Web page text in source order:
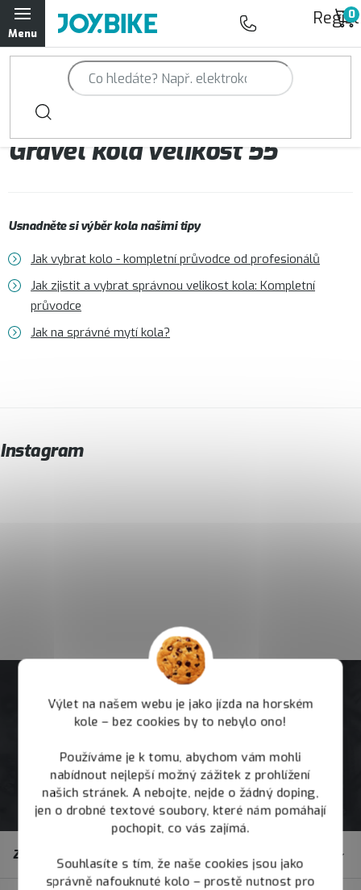
Výlet na našem webu je jako jízda na horském
kole – bez cookies by to nebylo ono!
Používáme je k tomu, abychom vám mohli
nabídnout nejlepší možný zážitek z prohlížení
našich stránek. A nebojte, nejde o žádný doping,
jen o drobné textové soubory, které nám pomáhají
pochopit, co vás zajímá.
Souhlasíte s tím, že naše cookies jsou jako
správně nafouknuté kolo – prostě nutnost pro
Přejít
na
obsah
Trailová kola Qayron
Horská kola Qayron
Dámská horská kola Qayron
Doplňky a oblečení Qayron
Kontakt Servisní a výdejní místa
Gravel kola velikost 55
Usnadněte si výběr kola našimi tipy
Jak vybrat kolo - kompletní průvodce od profesionálů
Jak zjistit a vybrat správnou velikost kola: Kompletní
průvodce
Jak na správné mytí kola?
Instagram
Zákaznický servis